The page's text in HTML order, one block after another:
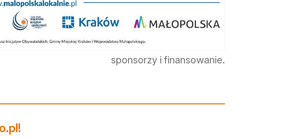
sponsorzy i finansowanie.